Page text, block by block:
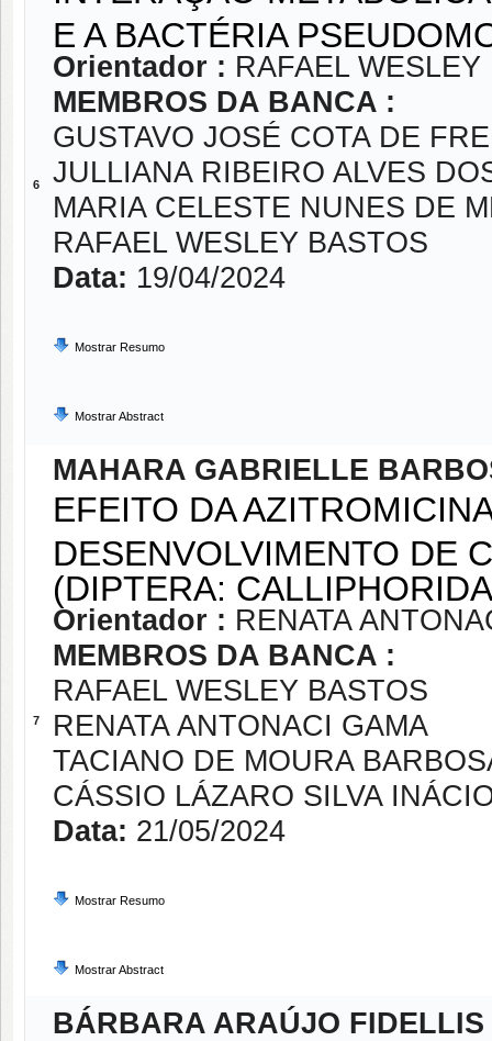
6
E A BACTÉRIA
Orientador : RAFAEL WESLEY
MEMBROS DA BANCA :
GUSTAVO JOSÉ COTA DE
JULLIANA RIBEIRO ALVES
MARIA CELESTE NUNES DE
RAFAEL WESLEY BASTOS
Data: 19/04/2024
Mostrar Resumo
Mostrar Abstract
7
MAHARA GABRIELLE
EFEITO DA
DESENVOLVIMENTO DE
(DIPTERA:
Orientador : RENATA
MEMBROS DA BANCA :
RAFAEL WESLEY BASTOS
RENATA ANTONACI GAMA
TACIANO DE MOURA
CÁSSIO LÁZARO SILVA
Data: 21/05/2024
Mostrar Resumo
Mostrar Abstract
BÁRBARA ARAÚJO FIDELLIS